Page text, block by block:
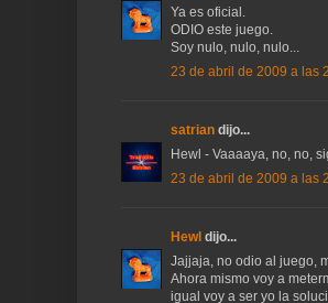
Ya es oficial.
ODIO este juego.
Soy nulo, nulo, nulo...
23 de abril de 2009 a las
satrian dijo...
Hewl - Vaaaaya, no, no,
23 de abril de 2009 a las
Hewl dijo...
Jajjaja, no odio al juego,
Ahora mismo voy a
igual voy a ser yo la